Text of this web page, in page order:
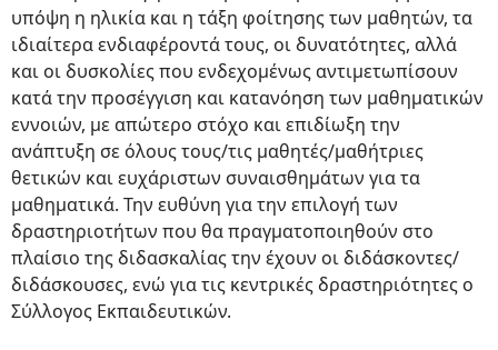
υπόψη η ηλικία και η τάξη φοίτησης των μαθητών, τα
ιδιαίτερα ενδιαφέροντά τους, οι δυνατότητες, αλλά
και οι δυσκολίες που ενδεχομένως αντιμετωπίσουν
κατά την προσέγγιση και κατανόηση των μαθηματικών
εννοιών, με απώτερο στόχο και επιδίωξη την
ανάπτυξη σε όλους τους/τις μαθητές/μαθήτριες
θετικών και ευχάριστων συναισθημάτων για τα
μαθηματικά. Την ευθύνη για την επιλογή των
δραστηριοτήτων που θα πραγματοποιηθούν στο
πλαίσιο της διδασκαλίας την έχουν οι διδάσκοντες/
διδάσκουσες, ενώ για τις κεντρικές δραστηριότητες ο
Σύλλογος Εκπαιδευτικών.